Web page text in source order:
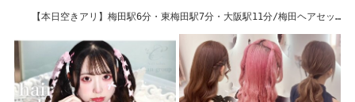
【本日空きアリ】梅田駅6分・東梅田駅7分・大阪駅11分/梅田ヘアセッ